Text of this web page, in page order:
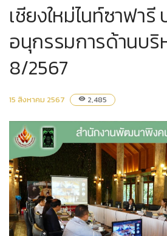
เชียงใหม่ไนท์ซาฟารี
อนุกรรมการด้านบริ
8/2567
15 สิงหาคม 2567 visibility 2,485